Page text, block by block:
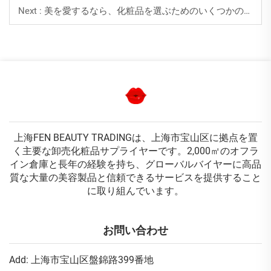
Next : 美を愛するなら、化粧品を選ぶためのいくつかのコツがあります。
上海FEN BEAUTY TRADINGは、上海市宝山区に拠点を置
く主要な卸売化粧品サプライヤーです。2,000㎡のオフラ
イン倉庫と長年の経験を持ち、グローバルバイヤーに高品
質な大量の美容製品と信頼できるサービスを提供すること
に取り組んでいます。
お問い合わせ
Add: 上海市宝山区盤錦路399番地